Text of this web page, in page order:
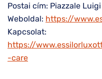
Postai cím: Piazzale
Weboldal: https://
Kapcsolat:
https://
-care